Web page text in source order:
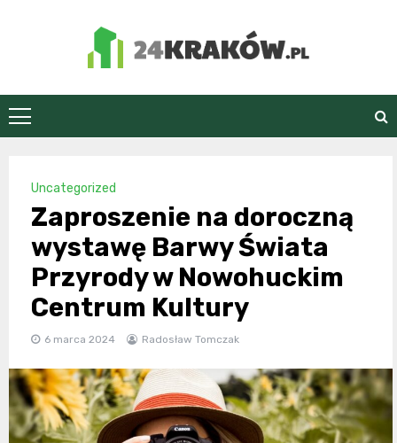
24Kraków.pl
Uncategorized
Zaproszenie na doroczną
wystawę Barwy Świata
Przyrody w Nowohuckim
Centrum Kultury
6 marca 2024 Radosław Tomczak